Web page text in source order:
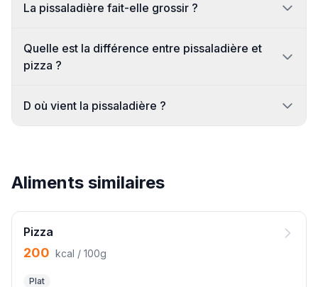
La pissaladière fait-elle grossir ?
Quelle est la différence entre pissaladière et
pizza ?
D où vient la pissaladière ?
Aliments similaires
Pizza
200 kcal / 100g
Plat